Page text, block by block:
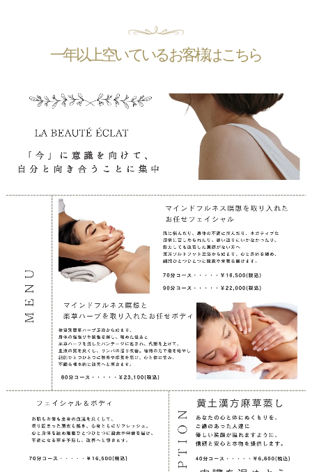
一年以上空いているお客様はこちら